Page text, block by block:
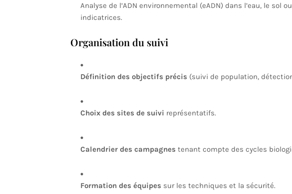
Analyse de l’ADN environnemental (eADN) dans l’eau, le sol
indicatrices.
Organisation du suivi
Définition des objectifs précis (suivi de population,
Choix des sites de suivi représentatifs.
Calendrier des campagnes tenant compte des cycles
Formation des équipes sur les techniques et la sécurité.